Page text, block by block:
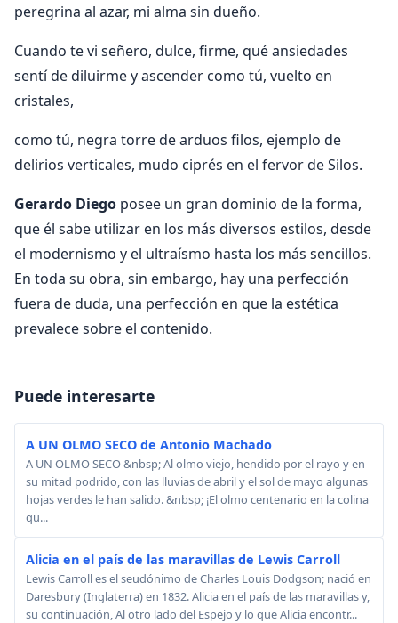
peregrina al azar, mi alma sin dueño.
Cuando te vi señero, dulce, firme, qué ansiedades
sentí de diluirme y ascender como tú, vuelto en
cristales,
como tú, negra torre de arduos filos, ejemplo de
delirios verticales, mudo ciprés en el fervor de Silos.
Gerardo Diego posee un gran dominio de la forma,
que él sabe utilizar en los más diversos estilos, desde
el modernismo y el ultraísmo hasta los más sencillos.
En toda su obra, sin embargo, hay una per­fección
fuera de duda, una perfección en que la estética
prevalece sobre el conte­nido.
Puede interesarte
A UN OLMO SECO de Antonio Machado
A UN OLMO SECO &nbsp; Al olmo viejo, hendido por el rayo y en
su mitad podrido, con las lluvias de abril y el sol de mayo algunas
hojas verdes le han salido. &nbsp; ¡El olmo centenario en la colina
qu...
Alicia en el país de las maravillas de Lewis Carroll
Lewis Carroll es el seudónimo de Charles Louis Dodgson; nació en
Daresbury (Inglaterra) en 1832. Alicia en el país de las maravillas y,
su continuación, Al otro lado del Espejo y lo que Alicia encontr...